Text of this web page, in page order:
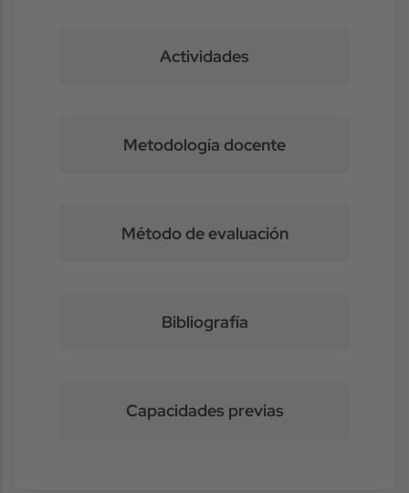
Actividades
Metodología docente
Método de evaluación
Bibliografía
Capacidades previas